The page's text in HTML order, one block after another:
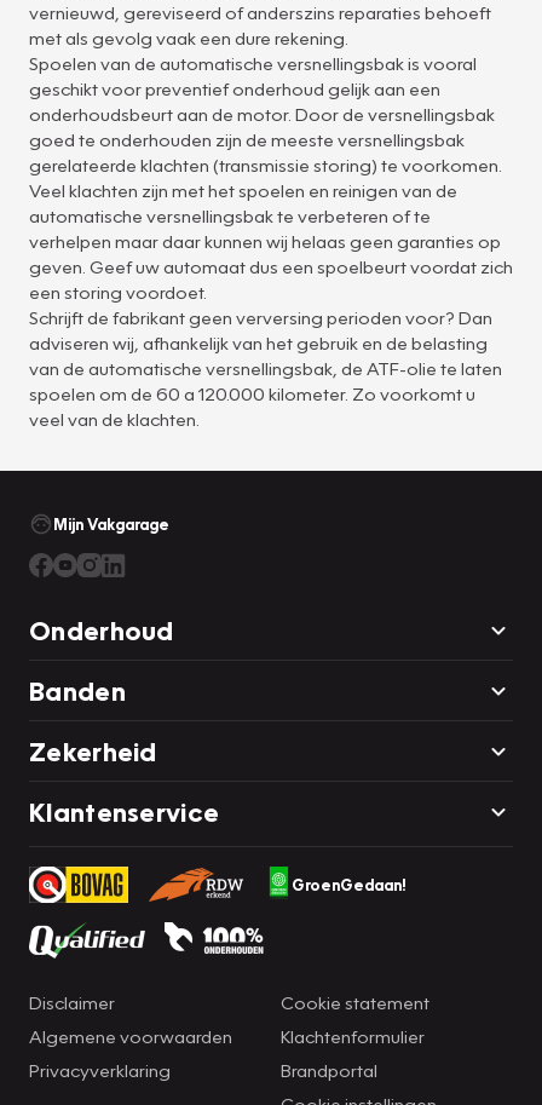
vernieuwd, gereviseerd of anderszins reparaties behoeft
met als gevolg vaak een dure rekening.
Spoelen van de automatische versnellingsbak is vooral
geschikt voor preventief onderhoud gelijk aan een
onderhoudsbeurt aan de motor. Door de versnellingsbak
goed te onderhouden zijn de meeste versnellingsbak
gerelateerde klachten (transmissie storing) te voorkomen.
Veel klachten zijn met het spoelen en reinigen van de
automatische versnellingsbak te verbeteren of te
verhelpen maar daar kunnen wij helaas geen garanties op
geven. Geef uw automaat dus een spoelbeurt voordat zich
een storing voordoet.
Schrijft de fabrikant geen verversing perioden voor? Dan
adviseren wij, afhankelijk van het gebruik en de belasting
van de automatische versnellingsbak, de ATF-olie te laten
spoelen om de 60 a 120.000 kilometer. Zo voorkomt u
veel van de klachten.
Mijn Vakgarage
Onderhoud
Banden
Zekerheid
Klantenservice
GroenGedaan!
Disclaimer
Algemene voorwaarden
Privacyverklaring
Cookie statement
Klachtenformulier
Brandportal